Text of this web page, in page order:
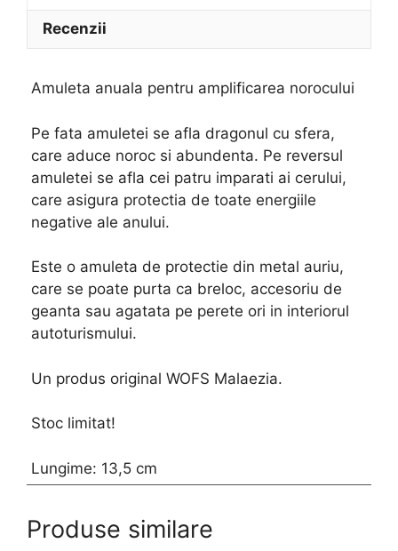
Recenzii
Amuleta anuala pentru amplificarea norocului
Pe fata amuletei se afla dragonul cu sfera,
care aduce noroc si abundenta. Pe reversul
amuletei se afla cei patru imparati ai cerului,
care asigura protectia de toate energiile
negative ale anului.
Este o amuleta de protectie din metal auriu,
care se poate purta ca breloc, accesoriu de
geanta sau agatata pe perete ori in interiorul
autoturismului.
Un produs original WOFS Malaezia.
Stoc limitat!
Lungime: 13,5 cm
Produse similare